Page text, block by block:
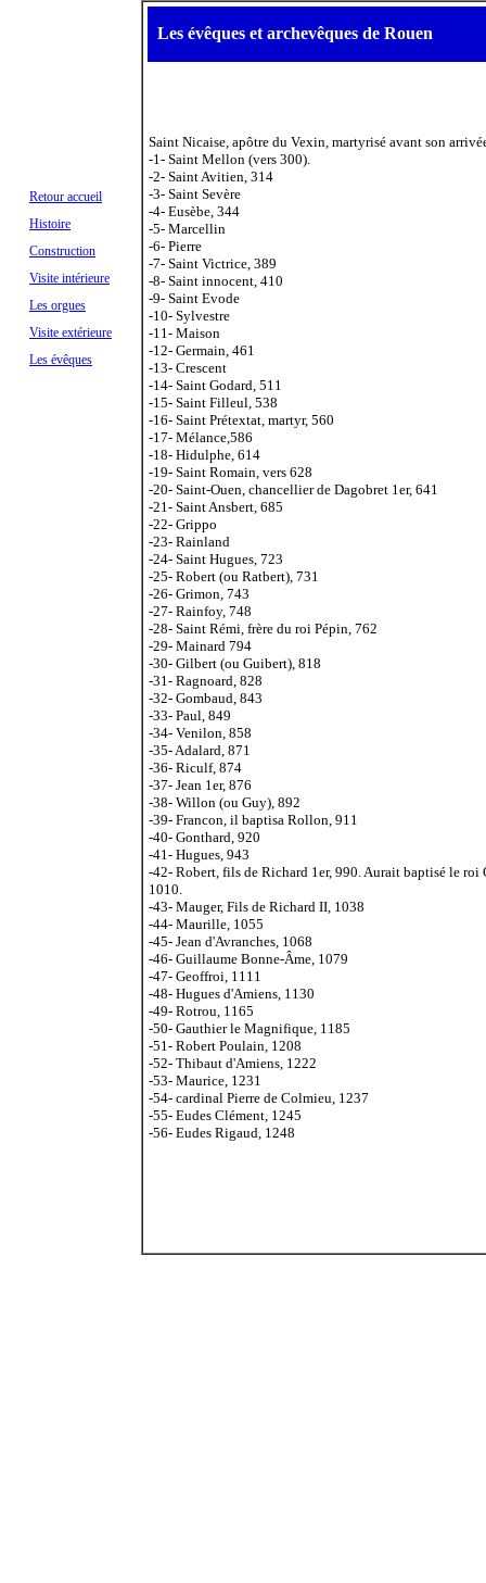
Retour accueil
Histoire
Construction
Visite intérieure
Les orgues
Visite extérieure
Les évêques
Les évêques et archevêques de Rouen
Saint Nicaise, apôtre du Vexin, martyrisé avant son
-1- Saint Mellon (vers 300).
-2- Saint Avitien, 314
-3- Saint Sevère
-4- Eusèbe, 344
-5- Marcellin
-6- Pierre
-7- Saint Victrice, 389
-8- Saint innocent, 410
-9- Saint Evode
-10- Sylvestre
-11- Maison
-12- Germain, 461
-13- Crescent
-14- Saint Godard, 511
-15- Saint Filleul, 538
-16- Saint Prétextat, martyr, 560
-17- Mélance,586
-18- Hidulphe, 614
-19- Saint Romain, vers 628
-20- Saint-Ouen, chancellier de Dagobret 1er, 641
-21- Saint Ansbert, 685
-22- Grippo
-23- Rainland
-24- Saint Hugues, 723
-25- Robert (ou Ratbert), 731
-26- Grimon, 743
-27- Rainfoy, 748
-28- Saint Rémi, frère du roi Pépin, 762
-29- Mainard 794
-30- Gilbert (ou Guibert), 818
-31- Ragnoard, 828
-32- Gombaud, 843
-33- Paul, 849
-34- Venilon, 858
-35- Adalard, 871
-36- Riculf, 874
-37- Jean 1er, 876
-38- Willon (ou Guy), 892
-39- Francon, il baptisa Rollon, 911
-40- Gonthard, 920
-41- Hugues, 943
-42- Robert, fils de Richard 1er, 990. Aurait baptisé le roi
1010.
-43- Mauger, Fils de Richard II, 1038
-44- Maurille, 1055
-45- Jean d'Avranches, 1068
-46- Guillaume Bonne-Âme, 1079
-47- Geoffroi, 1111
-48- Hugues d'Amiens, 1130
-49- Rotrou, 1165
-50- Gauthier le Magnifique, 1185
-51- Robert Poulain, 1208
-52- Thibaut d'Amiens, 1222
-53- Maurice, 1231
-54- cardinal Pierre de Colmieu, 1237
-55- Eudes Clément, 1245
-56- Eudes Rigaud, 1248